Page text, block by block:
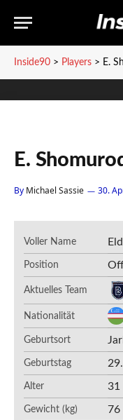
Inside90 > Players > E.
E.
By Michael Sassie 30.
Voller Name
Position
Aktuelles Team
Nationalität
Geburtsort
Geburtstag
Alter 31
Gewicht (kg) 76